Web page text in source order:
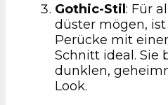
Gothic-Stil: Für
düster mögen,
Perücke mit
Schnitt ideal. Sie
dunklen,
Look.